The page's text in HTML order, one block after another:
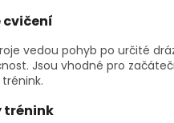
cvičení
vedou pohyb po určité
Jsou vhodné pro
trénink